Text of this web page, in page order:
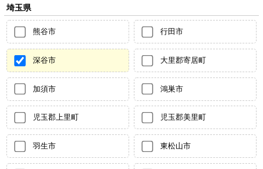
埼玉県
熊谷市 行田市
深谷市 大里郡寄居町
加須市 鴻巣市
児玉郡上里町 児玉郡美里町
羽生市 東松山市